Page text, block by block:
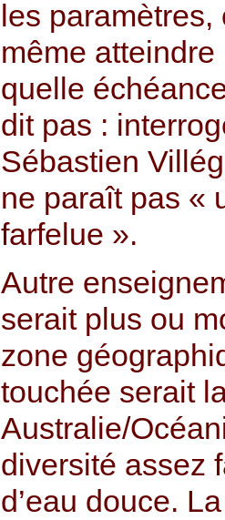
les
même
quelle
dit pas :
Sébastien
ne paraît pas «
farfelue ».
Autre
serait plus ou
zone
touchée serait
Australie/
diversité assez
d’eau douce.